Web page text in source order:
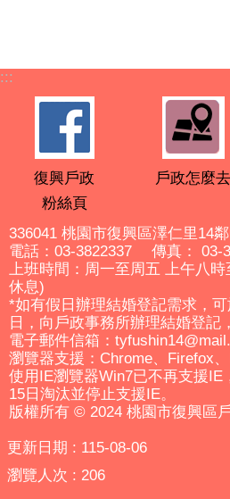
:::
復興戶政
粉絲頁
戶政怎麼去
336041 桃園市復興區澤仁里14
電話：03-3822337 傳真： 03-
上班時間：周一至周五 上午八
休息)
*如有假日辦理結婚登記需求，
日，向戶政事務所辦理結婚登記
電子郵件信箱：
瀏覽器支援：Chrome、Firefox
使用IE瀏覽器Win7已不再支援IE
15日淘汰並停止支援IE。
版權所有 © 2024 桃園市復興區
更新日期
115-08-06
瀏覽人次
206